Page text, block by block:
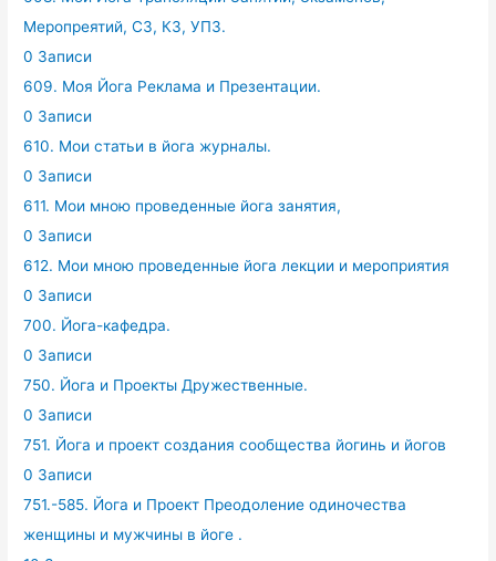
Меропреятий, СЗ, КЗ, УПЗ.
0 Записи
609. Моя Йога Реклама и Презентации.
0 Записи
610. Мои статьи в йога журналы.
0 Записи
611. Мои мною проведенные йога занятия,
0 Записи
612. Мои мною проведенные йога лекции и мероприятия
0 Записи
700. Йога-кафедра.
0 Записи
750. Йога и Проекты Дружественные.
0 Записи
751. Йога и проект создания сообщества йогинь и йогов
0 Записи
751.-585. Йога и Проект Преодоление одиночества
женщины и мужчины в йоге .